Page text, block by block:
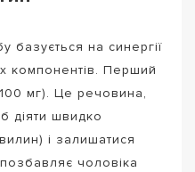
базується на синергії
компонентів. Перший
мг). Це речовина,
діяти швидко
і залишатися
чоловіка